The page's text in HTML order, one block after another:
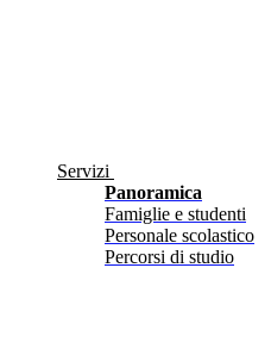
Servizi
Panoramica
Famiglie e studenti
Personale scolastico
Percorsi di studio